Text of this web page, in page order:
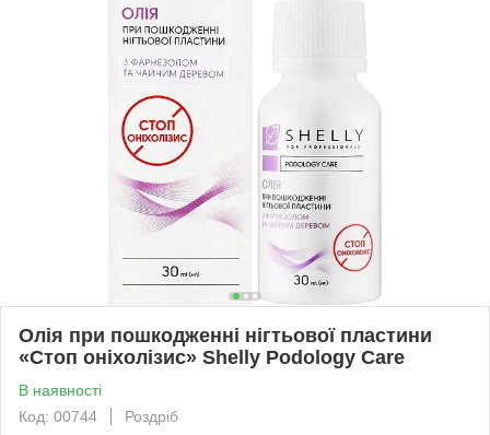
Олія при пошкодженні нігтьової пластини
«Стоп оніхолізис» Shelly Podology Care
В наявності
Код: 00744
Роздріб